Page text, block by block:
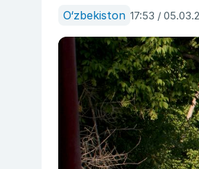
O‘zbekiston 17:53 /